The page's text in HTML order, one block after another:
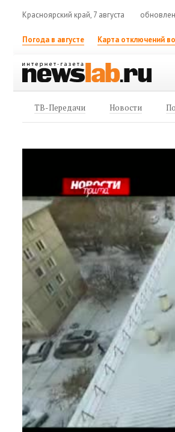
Красноярский край, 7 августа
Погода в августе Карта отключений
ТВ-Передачи Новости